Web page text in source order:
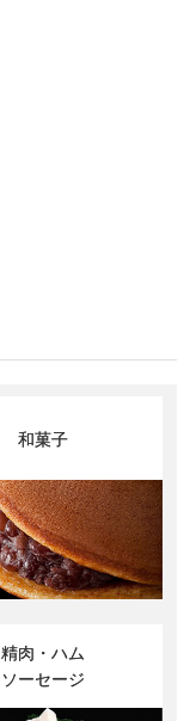
和菓子
精肉・ハム
ソーセージ